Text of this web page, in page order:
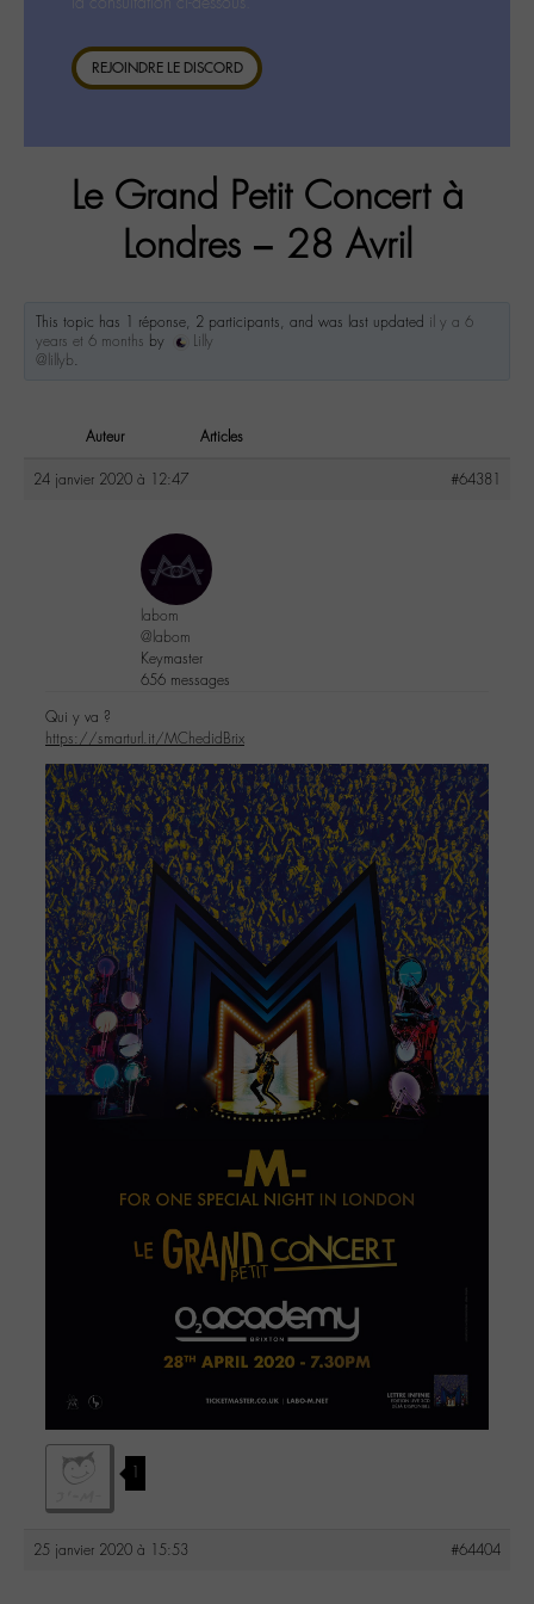
REJOINDRE LE DISCORD
Le Grand Petit Concert à
Londres – 28 Avril
This topic has 1 réponse, 2 participants, and was last updated il y a 6
years et 6 months by
Lilly
@lillyb.
Auteur Articles
24 janvier 2020 à 12:47 #64381
labom
@labom
Keymaster
656 messages
Qui y va ?
https://smarturl.it/MChedidBrix
1
25 janvier 2020 à 15:53 #64404